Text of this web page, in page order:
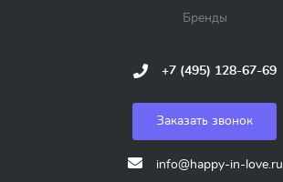
Бренды
+7 (495) 128-67-69
Заказать звонок
info@happy-in-love.ru